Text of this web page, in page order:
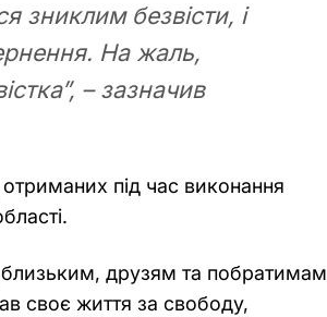
зниклим безвісти, і
На жаль,
– зазначив
під час виконання
близьким, друзям та побратимам
своє життя за свободу,